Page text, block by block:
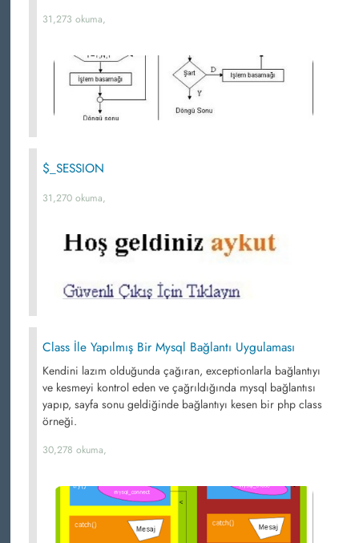
31,273 okuma,
$_SESSION
31,270 okuma,
Class İle Yapılmış Bir Mysql Bağlantı Uygulaması
Kendini lazım olduğunda çağıran, exceptionlarla bağlantıyı
ve kesmeyi kontrol eden ve çağrıldığında mysql bağlantısı
yapıp, sayfa sonu geldiğinde bağlantıyı kesen bir php class
örneği.
30,278 okuma,